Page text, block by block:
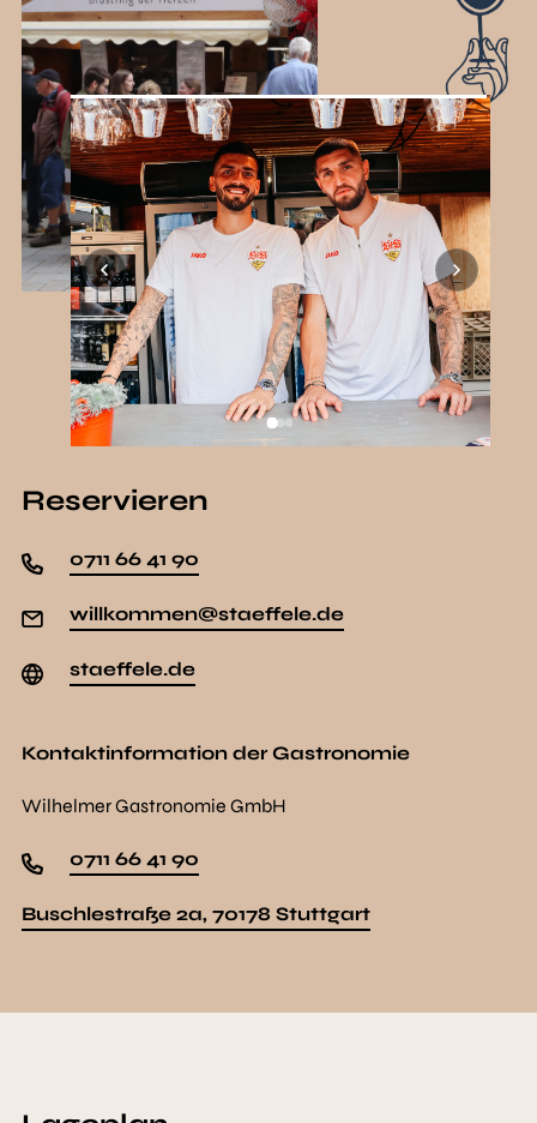
Reservieren
0711 66 41 90
willkommen@staeffele.de
staeffele.de
Kontaktinformation der Gastronomie
Wilhelmer Gastronomie GmbH
0711 66 41 90
Buschlestraße 2a, 70178 Stuttgart